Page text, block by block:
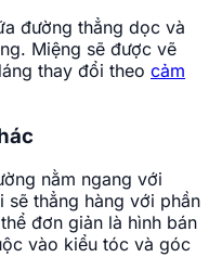
đường thẳng dọc và
Miệng sẽ được vẽ
thay đổi theo cảm
nằm ngang với
sẽ thẳng hàng với phần
đơn giản là hình bán
vào kiểu tóc và góc